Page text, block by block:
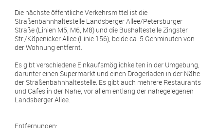
Die nächste öffentliche Verkehrsmittel ist die
Straßenbahnhaltestelle Landsberger Allee/Petersburger
Straße (Linien M5, M6, M8) und die Bushaltestelle Zingster
Str./Köpenicker Allee (Linie 156), beide ca. 5 Gehminuten von
der Wohnung entfernt.
Es gibt verschiedene Einkaufsmöglichkeiten in der Umgebung,
darunter einen Supermarkt und einen Drogerladen in der Nähe
der Straßenbahnhaltestelle. Es gibt auch mehrere Restaurants
und Cafés in der Nähe, vor allem entlang der nahegelegenen
Landsberger Allee.
Entfernungen: